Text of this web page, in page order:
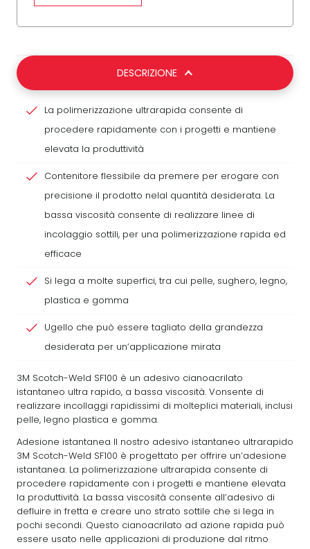
DESCRIZIONE
La polimerizzazione ultrarapida consente di
procedere rapidamente con i progetti e mantiene
elevata la produttività
Contenitore flessibile da premere per erogare con
precisione il prodotto nelal quantità desiderata. La
bassa viscosità consente di realizzare linee di
incolaggio sottili, per una polimerizzazione rapida ed
efficace
Si lega a molte superfici, tra cui pelle, sughero, legno,
plastica e gomma
Ugello che può essere tagliato della grandezza
desiderata per un’applicazione mirata
3M Scotch-Weld SF100 è un adesivo cianoacrilato
istantaneo ultra rapido, a bassa viscosità. Vonsente di
realizzare incollaggi rapidissimi di molteplici materiali, inclusi
pelle, legno plastica e gomma.
Adesione istantanea Il nostro adesivo istantaneo ultrarapido
3M Scotch-Weld SF100 è progettato per offrire un’adesione
istantanea. La polimerizzazione ultrarapida consente di
procedere rapidamente con i progetti e mantiene elevata
la produttività. La bassa viscosità consente all’adesivo di
defluire in fretta e creare uno strato sottile che si lega in
pochi secondi. Questo cianoacrilato ad azione rapida può
essere usato nelle applicazioni di produzione dal ritmo